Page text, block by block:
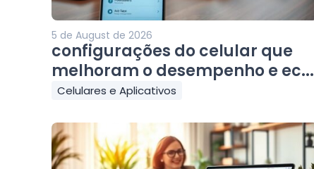
5 de August de 2026
configurações do celular que
melhoram o desempenho e ec...
Celulares e Aplicativos